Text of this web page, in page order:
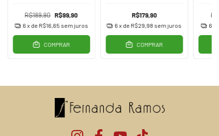
R$189,90 R$99,90
6x de R$16,65 sem juros
COMPRAR
R$179,90
6 x de R$29,98 sem juros
COMPRAR
6